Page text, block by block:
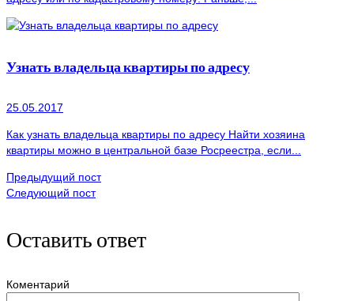
Узнать владельца квартиры по адресу
25.05.2017
Как узнать владельца квартиры по адресу Найти хозяина
квартиры можно в центральной базе Росреестра, если...
Предыдущий пост
Следующий пост
Оставить ответ
Коментарий